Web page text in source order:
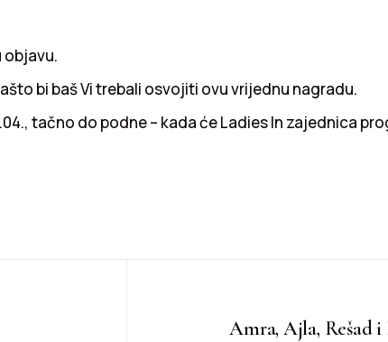
bi baš Vi trebali osvojiti ovu vrijednu nagradu.
tačno do podne – kada će Ladies In zajednica
Amra, Ajla, Rešad i